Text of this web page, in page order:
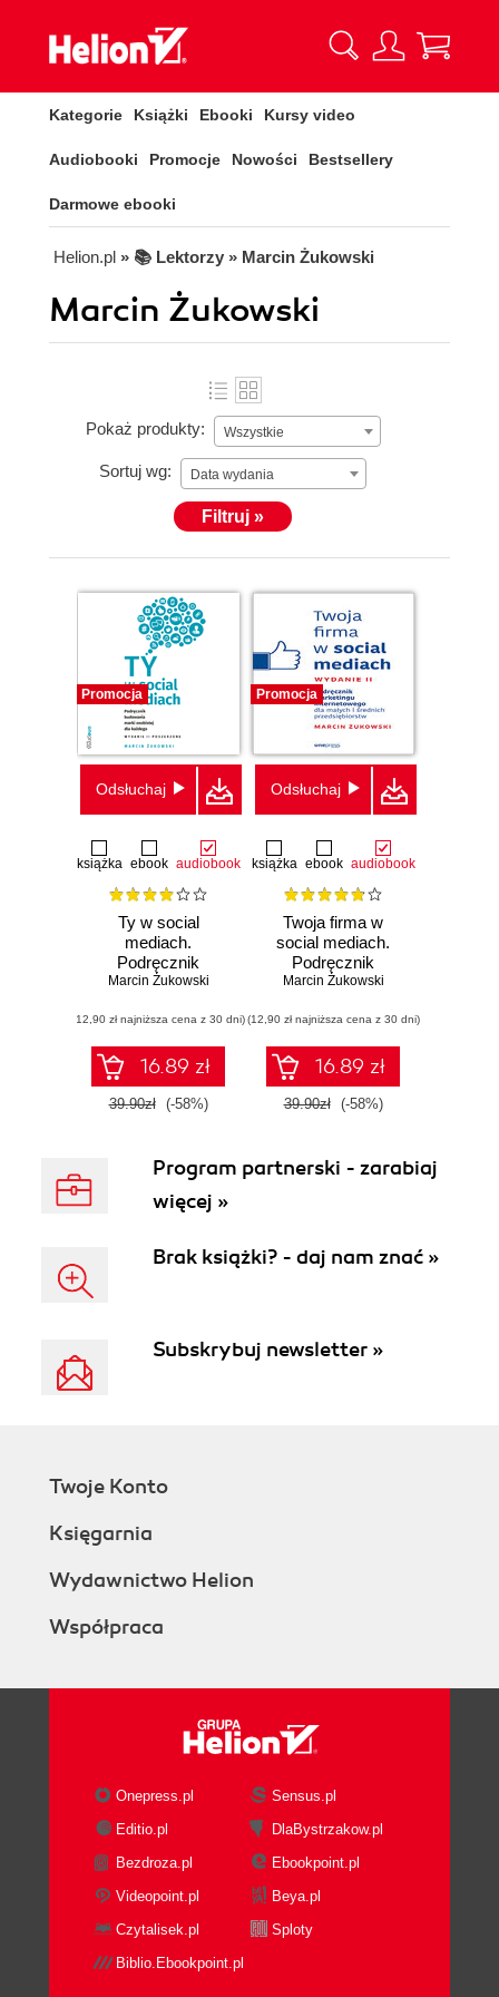
Kategorie Książki Ebooki Kursy video
Audiobooki Promocje Nowości Bestsellery
Darmowe ebooki
Helion.pl » 📚 Lektorzy » Marcin Żukowski
Marcin Żukowski
Pokaż produkty: Wszystkie
Sortuj wg: Data wydania
Filtruj »
Promocja
Odsłuchaj
książka ebook audiobook
Ty w social
mediach.
Podręcznik
budowania marki
każdego. Wydanie
II poszerzone
Marcin Żukowski
(12,90 zł najniższa cena z 30 dni)
16.89 zł
39.90zł (-58%)
Promocja
Odsłuchaj
książka ebook audiobook
Twoja firma w
social mediach.
Podręcznik
marketingu
małych i średnich
przedsiębiorstw.
Wydanie II
Marcin Żukowski
(12,90 zł najniższa cena z 30 dni)
16.89 zł
39.90zł (-58%)
Program partnerski - zarabiaj
więcej »
Brak książki? - daj nam znać »
Subskrybuj newsletter »
Twoje Konto
Księgarnia
Wydawnictwo Helion
Współpraca
Onepress.pl
Sensus.pl
Editio.pl
DlaBystrzakow.pl
Bezdroza.pl
Ebookpoint.pl
Videopoint.pl
Beya.pl
Czytalisek.pl
Sploty
Biblio.Ebookpoint.pl